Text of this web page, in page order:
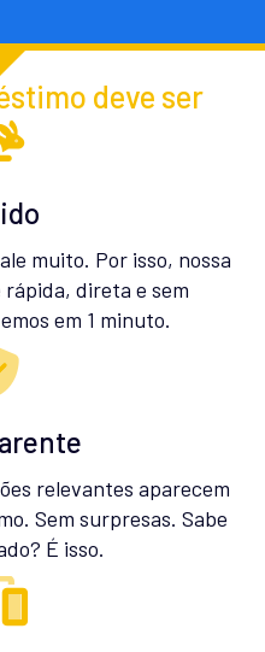
deve ser
muito. Por isso, nossa
direta e sem
em 1 minuto.
relevantes aparecem
Sem surpresas. Sabe
É isso.